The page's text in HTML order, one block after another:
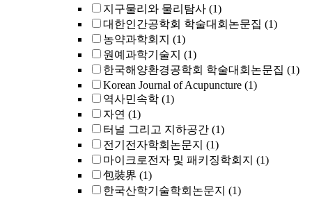
지구물리와 물리탐사 (1)
대한인간공학회 학술대회논문집 (1)
농약과학회지 (1)
원예과학기술지 (1)
한국해양환경공학회 학술대회논문집 (1)
Korean Journal of Acupuncture (1)
역사민속학 (1)
자연 (1)
터널 그리고 지하공간 (1)
전기전자학회논문지 (1)
마이크로전자 및 패키징학회지 (1)
包裝界 (1)
한국산학기술학회논문지 (1)